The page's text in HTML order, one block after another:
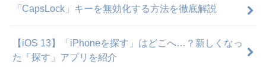
「CapsLock」キーを無効化する方法を徹底解説
【iOS 13】「iPhoneを探す」はどこへ…？新しくなっ
た「探す」アプリを紹介